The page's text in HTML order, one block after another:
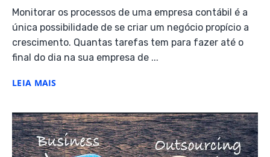
Monitorar os processos de uma empresa contábil é a
única possibilidade de se criar um negócio propício a
crescimento. Quantas tarefas tem para fazer até o
final do dia na sua empresa de ...
LEIA MAIS